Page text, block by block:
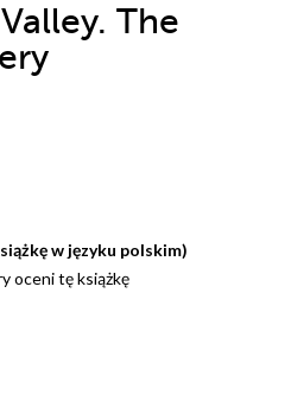
The
w języku polskim)
oceni tę książkę